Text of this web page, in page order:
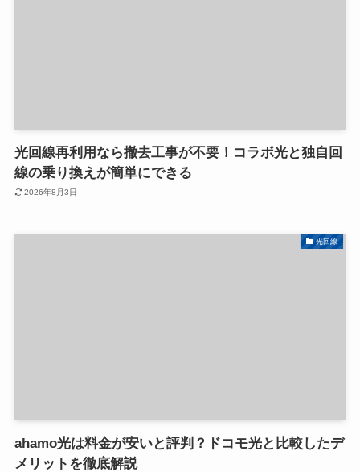
光回線再利用なら撤去工事が不要！コラボ光と独自回
線の乗り換えが簡単にできる
2026年8月3日
光回線
ahamo光は料金が安いと評判？ドコモ光と比較したデ
メリットを徹底解説